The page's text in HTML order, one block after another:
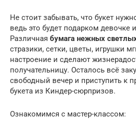
Не стоит забывать, что букет
ведь это будет подарком девочке
Различная бумага нежных
стразики, сетки, цветы, игрушки
настроение и сделают
получательницу. Осталось всё
свободный вечер и приступить к
букета из Киндер-сюрпризов.
Ознакомимся с мастер-классом: